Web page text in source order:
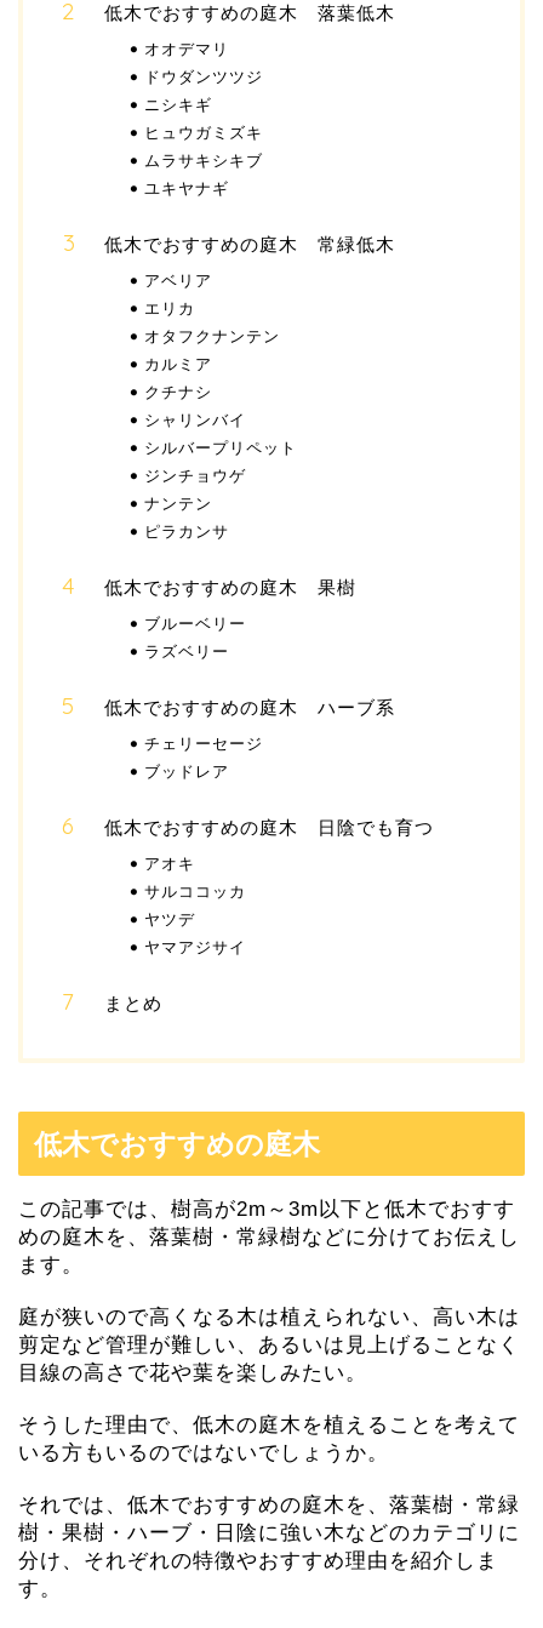
低木でおすすめの庭木 落葉低木
オオデマリ
ドウダンツツジ
ニシキギ
ヒュウガミズキ
ムラサキシキブ
ユキヤナギ
低木でおすすめの庭木 常緑低木
アベリア
エリカ
オタフクナンテン
カルミア
クチナシ
シャリンバイ
シルバープリペット
ジンチョウゲ
ナンテン
ピラカンサ
低木でおすすめの庭木 果樹
ブルーベリー
ラズベリー
低木でおすすめの庭木 ハーブ系
チェリーセージ
ブッドレア
低木でおすすめの庭木 日陰でも育つ
アオキ
サルココッカ
ヤツデ
ヤマアジサイ
まとめ
低木でおすすめの庭木
この記事では、樹高が2m～3m以下と低木でおすす
めの庭木を、落葉樹・常緑樹などに分けてお伝えし
ます。
庭が狭いので高くなる木は植えられない、高い木は
剪定など管理が難しい、あるいは見上げることなく
目線の高さで花や葉を楽しみたい。
そうした理由で、低木の庭木を植えることを考えて
いる方もいるのではないでしょうか。
それでは、低木でおすすめの庭木を、落葉樹・常緑
樹・果樹・ハーブ・日陰に強い木などのカテゴリに
分け、それぞれの特徴やおすすめ理由を紹介しま
す。